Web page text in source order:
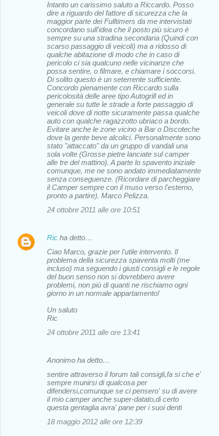
Intanto un carissimo saluto a Riccardo. Posso
dire a riguardo del fattore di sicurezza che la
maggior parte dei Fulltimers da me intervistati
concordano sull'idea che il posto più sicuro è
sempre su una stradina secondaria (Quindi con
scarso passaggio di veicoli) ma a ridosso di
qualche abitazione di modo che in caso di
pericolo ci sia qualcuno nelle vicinanze che
possa sentire, o filmare, e chiamare i soccorsi.
Di solito questo è un seterrente sufficiente.
Concordo pienamente con Riccardo sulla
pericolosità delle aree tipo Autogrill ed in
generale su tutte le strade a forte passaggio di
veicoli dove di notte sicuramente passa qualche
auto con qualche ragazzotto ubriaco a bordo.
Evitare anche le zone vicino a Bar o Discoteche
dove la gente beve alcolici. Personalmente sono
stato "attaccato" da un gruppo di vandali una
sola volte (Grosse pietre lanciate sul camper
alle tre del mattino). A parte lo spavento iniziale
comunque, me ne sono andato immediatamente
senza conseguenze. (Ricordare di parcheggiare
il Camper sempre con il muso verso l'esterno,
pronto a partire). Marco Pelizza.
24 ottobre 2011 alle ore 10:51
Ric ha detto…
Ciao Marco, grazie per l'utile intervento. Il
problema della sicurezza spaventa molti (me
incluso) ma seguendo i giusti consigli e le regole
del buon senso non si dovrebbero avere
problemi, non più di quanti ne rischiamo ogni
giorno in un normale appartamento!
Un saluto
Ric
24 ottobre 2011 alle ore 13:41
Anonimo ha detto…
sentire attraverso il forum tali consigli,fa si che e'
sempre munirsi di qualcosa per
difendersi,comunque se ci pensero' su di avere
il mio camper anche super-datato,di certo
questa gentaglia avra' pane per i suoi denti
18 maggio 2012 alle ore 12:39